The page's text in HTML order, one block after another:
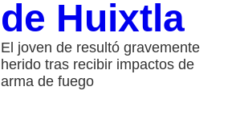
de Huixtla
El joven de resultó gravemente
herido tras recibir impactos de
arma de fuego